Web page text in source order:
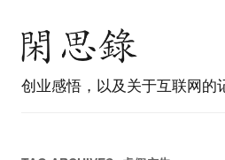
创业感悟，以及关于互联网的